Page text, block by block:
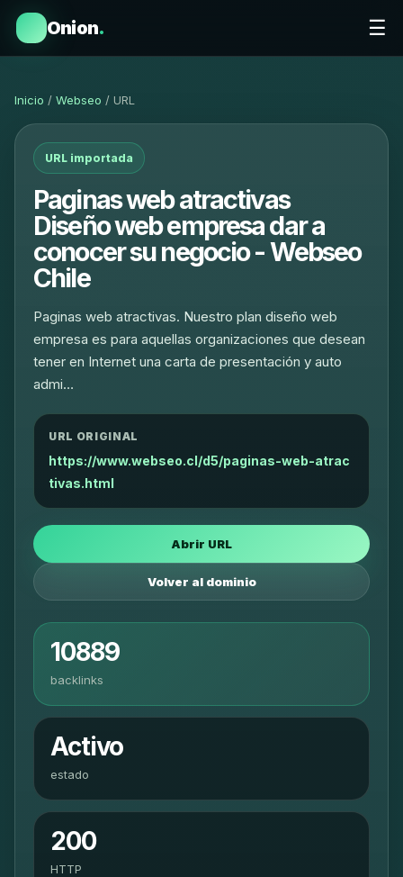
Onion. ☰
Inicio / Webseo / URL
URL importada
Paginas web atractivas
Diseño web empresa dar a
conocer su negocio - Webseo
Chile
Paginas web atractivas. Nuestro plan diseño web
empresa es para aquellas organizaciones que desean
tener en Internet una carta de presentación y auto
admi…
URL ORIGINAL
https://www.webseo.cl/d5/paginas-web-atrac
tivas.html
Abrir URL
Volver al dominio
10889
backlinks
Activo
estado
200
HTTP